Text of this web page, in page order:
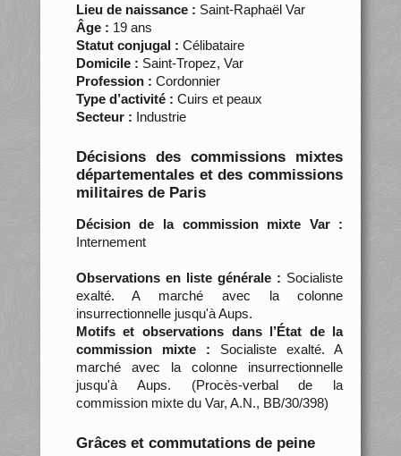
Lieu de naissance : Saint-Raphaël Var
Âge : 19 ans
Statut conjugal : Célibataire
Domicile : Saint-Tropez, Var
Profession : Cordonnier
Type d’activité : Cuirs et peaux
Secteur : Industrie
Décisions des commissions mixtes
départementales et des commissions
militaires de Paris
Décision de la commission mixte Var :
Internement
Observations en liste générale : Socialiste
exalté. A marché avec la colonne
insurrectionnelle jusqu'à Aups.
Motifs et observations dans l’État de la
commission mixte : Socialiste exalté. A
marché avec la colonne insurrectionnelle
jusqu'à Aups. (Procès-verbal de la
commission mixte du Var, A.N., BB/30/398)
Grâces et commutations de peine